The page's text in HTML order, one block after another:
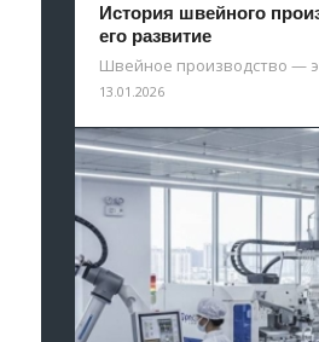
История швейного
его развитие
Швейное производство —
13.01.2026